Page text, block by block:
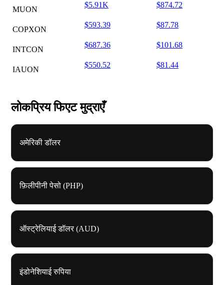
MUON
$5.91K $874.72
COPXON
$593.39 $87.78
INTCON
$687.36 $101.68
IAUON
$550.52 $81.44
लोकप्रिय फिएट मुद्राएँ
अमेरिकी डॉलर
फ़िलीपीनी पेसो (PHP)
ऑस्ट्रेलियाई डॉलर (AUD)
इंडोनेशियाई रुपिया